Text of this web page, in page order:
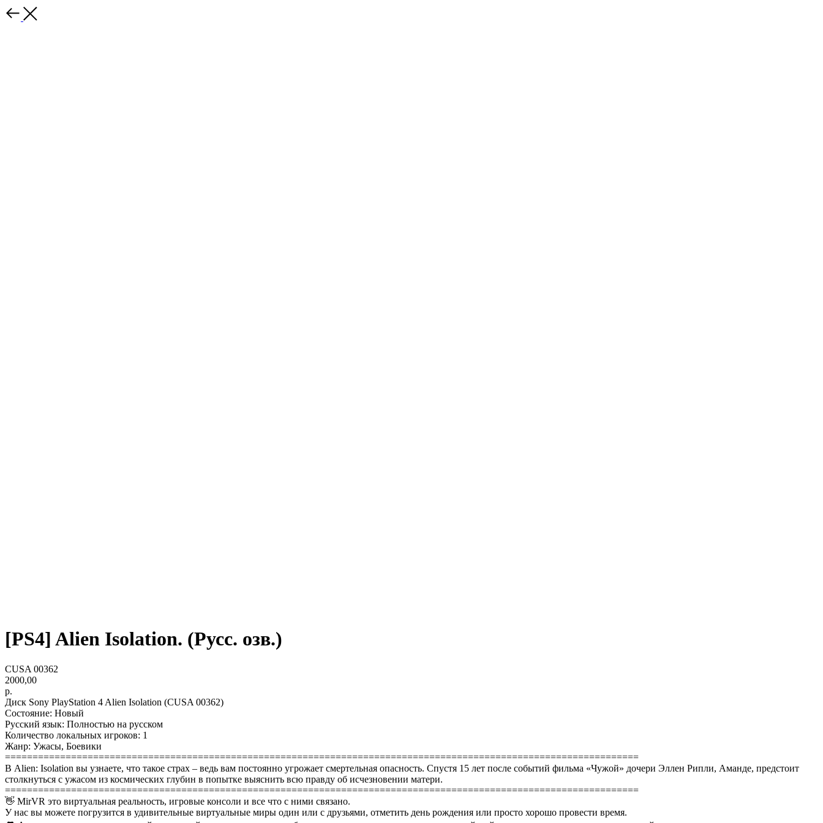
[PS4] Alien Isolation. (Русс. озв.)
CUSA 00362
2000,00
р.
Диск Sony PlayStation 4 Alien Isolation (CUSA 00362)
Состояние: Новый
Русский язык: Полностью на русском
Количество локальных игроков: 1
Жанр: Ужасы, Боевики
===================================================================================================================
В Alien: Isolation вы узнаете, что такое страх – ведь вам постоянно угрожает смертельная опасность. Спустя 15 лет после событий фильма «Чужой» дочери Эллен Рипли, Аманде, предстоит
столкнуться с ужасом из космических глубин в попытке выяснить всю правду об исчезновении матери.
===================================================================================================================
👋 MirVR это виртуальная реальность, игровые консоли и все что с ними связано.
У нас вы можете погрузится в удивительные виртуальные миры один или с друзьями, отметить день рождения или просто хорошо провести время.